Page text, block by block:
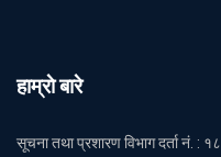
हाम्राे बारे
सूचना तथा प्रशारण विभाग दर्ता नं. :